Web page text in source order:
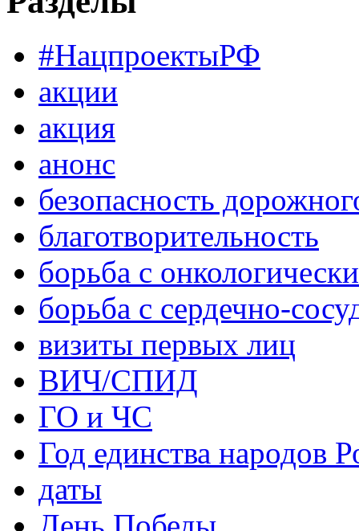
#НацпроектыРФ
акции
акция
анонс
безопасность
благотворительность
борьба с
борьба с сердечно-
визиты первых лиц
ВИЧ/СПИД
ГО и ЧС
Год единства народов
даты